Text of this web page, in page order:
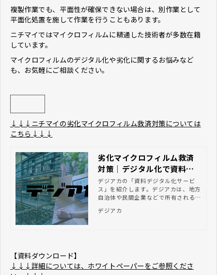
複製作業でも、平面性が確保できない場合は、別作業として
平面化処置を施して作業を行うこともあります。
ニチマイではマイクロフィルムに精通した技術者が多数在籍
しています。
マイクロフィルムのデジタル化や劣化に関するお悩みなど
も、お気軽にご相談ください。
↓↓↓ニチマイの劣化マイクロフィルム救済対策については
こちら↓↓↓
劣化マイクロフィルム救済
対策｜デジタル化で資料の
利活用を推進するならデジ
アカ
デジアカの「資料デジタル化サービ
ス」を紹介します。デジアカは、地方
自治体や民間企業などで所有される貴
を一気通貫で支援します。
デジアカ
【資料ダウンロード】
↓↓↓詳細については、ホワイトペーパーをご参照くださ